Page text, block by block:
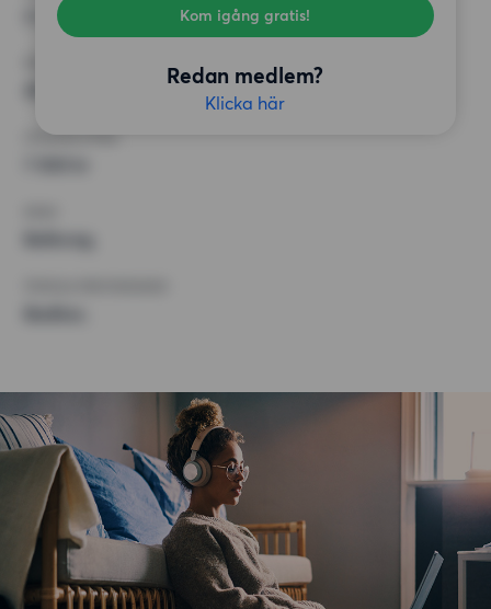
Kom igång gratis!
Redan medlem?
Klicka här
2 rum
MINST ANTAL KVADRATMETER
HÖGSTA HYRA